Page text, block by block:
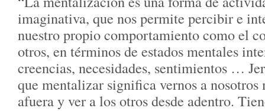
imaginativa, que nos permite percibir e
nuestro propio comportamiento como el
otros, en términos de estados mentales
creencias, necesidades, sentimientos …
que mentalizar significa vernos a nosotros
afuera y ver a los otros desde adentro.